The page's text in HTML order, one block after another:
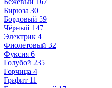
Бежевый 167
Бирюза 30
Бордовый 39
Чёрный 147
Электрик 4
Фиолетовый 32
Фуксия 6
Голубой 235
Горчица 4
Графит 11